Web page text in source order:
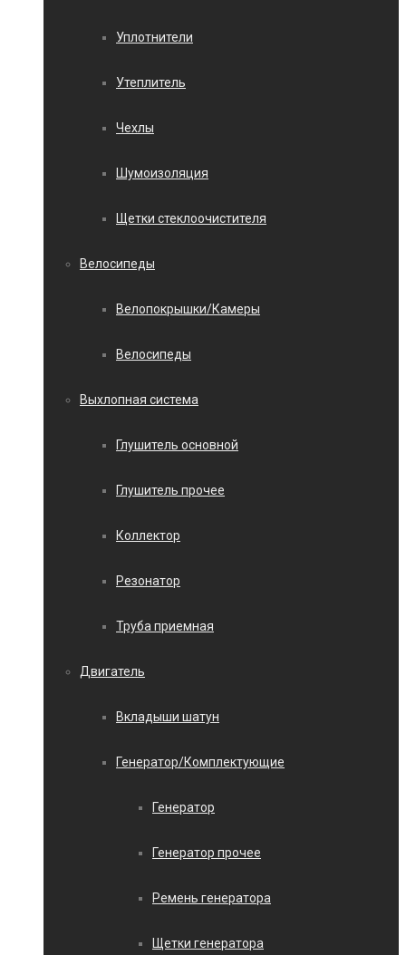
Уплотнители
Утеплитель
Чехлы
Шумоизоляция
Щетки стеклоочистителя
Велосипеды
Велопокрышки/Камеры
Велосипеды
Выхлопная система
Глушитель основной
Глушитель прочее
Коллектор
Резонатор
Труба приемная
Двигатель
Вкладыши шатун
Генератор/Комплектующие
Генератор
Генератор прочее
Ремень генератора
Щетки генератора